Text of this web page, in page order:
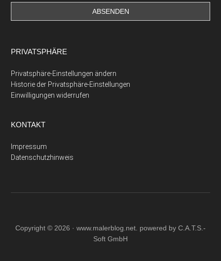
PRIVATSPHÄRE
Privatsphäre-Einstellungen ändern
Historie der Privatsphäre-Einstellungen
Einwilligungen widerrufen
KONTAKT
Impressum
Datenschutzhinweis
Copyright © 2026 · www.malerblog.net . powered by C.A.T.S.-
Soft GmbH